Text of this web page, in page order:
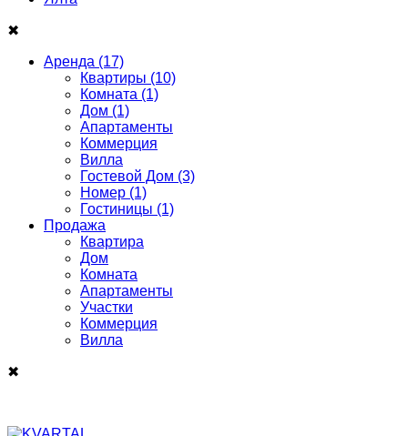
✖
Аренда (17)
Квартиры (10)
Комната (1)
Дом (1)
Апартаменты
Коммерция
Вилла
Гостевой Дом (3)
Номер (1)
Гостиницы (1)
Продажа
Квартира
Дом
Комнатa
Апартаменты
Участки
Коммерция
Виллa
✖